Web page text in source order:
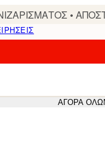
•
ΑΓΟΡΆ